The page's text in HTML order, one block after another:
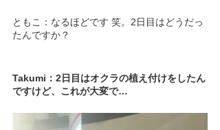
ともこ：なるほどです 笑。2日目はどうだっ
たんですか？
Takumi：2日目はオクラの植え付けをしたん
ですけど、これが大変で…